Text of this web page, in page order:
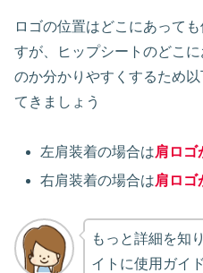
ロゴの位置はどこにあって
すが、ヒップシートのどこ
のか分かりやすくするため
てきましょう
左肩装着の場合は肩ロゴ
右肩装着の場合は肩ロゴ
もっと詳細を知
イトに使用ガイ